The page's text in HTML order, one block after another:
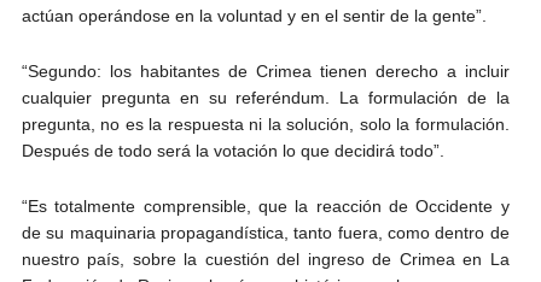
actúan operándose en la voluntad y en el sentir de la gente”.
“Segundo: los habitantes de Crimea tienen derecho a incluir
cualquier pregunta en su referéndum. La formulación de la
pregunta, no es la respuesta ni la solución, solo la formulación.
Después de todo será la votación lo que decidirá todo”.
“Es totalmente comprensible, que la reacción de Occidente y
de su maquinaria propagandística, tanto fuera, como dentro de
nuestro país, sobre la cuestión del ingreso de Crimea en La